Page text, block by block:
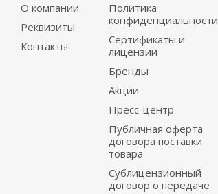
О компании
Реквизиты
Контакты
Политика
конфиденциальности
Сертификаты и
лицензии
Бренды
Акции
Пресс-центр
Публичная оферта
договора поставки
товара
Сублицензионный
договор о передаче